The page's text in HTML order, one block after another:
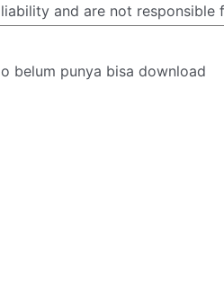
belum punya bisa download